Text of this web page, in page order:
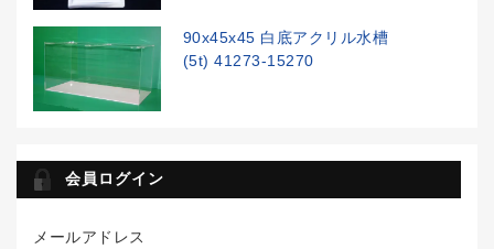
90x45x45 白底アクリル水槽
(5t) 41273-15270
会員ログイン
メールアドレス